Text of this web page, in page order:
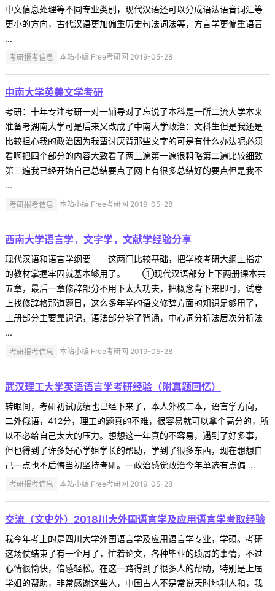
中文信息处理等不同专业类别，现代汉语还可以分成语法语音词汇等
更小的方向，古代汉语更加偏重历史句法词法等，方言学更偏重语音
...
考研报考信息 本站小编 Free考研网 2019-05-28
中南大学英美文学考研
考研：十年专注考研一对一辅导对了忘说了本科是一所二流大学本来
准备考湖南大学可是后来又改成了中南大学政治：文科生但是我还是
比较担心我的政治因为我蛮讨厌背那些文字的可是有什么办法呢必须
看啊把四个部分的内容大致看了两三遍第一遍很粗略第二遍比较细致
第三遍我已经开始自己总结要点了网上有很多总结好的要点但是我不
...
考研报考信息 本站小编 Free考研网 2019-05-28
西南大学语言学，文字学，文献学经验分享
现代汉语和语言学纲要 这两门比较基础，把学校考研大纲上指定
的教材掌握牢固就基本够用了。 ①现代汉语部分上下两册课本共
五章，最后一章修辞部分不用下太大功夫，把概念背下来即可，试卷
上找修辞格那道题目，这么多年学的语文修辞方面的知识足够用了，
上册部分主要靠识记，语法部分除了背诵，中心词分析法层次分析法
...
考研报考信息 本站小编 Free考研网 2019-05-28
武汉理工大学英语语言学考研经验（附真题回忆）
转眼间，考研初试成绩也已经下来了，本人外校二本，语言学方向，
二外俄语，412分，理工的题真的不难，很容易就可以拿个高分的，所
以不必给自己太大的压力。想想这一年真的不容易，遇到了好多事，
但也得到了许多好心学姐学长的帮助，学到了很多东西，现在想想自
己一点也不后悔当初坚持考研。一政治感觉政治今年单选有点偏 ...
考研报考信息 本站小编 Free考研网 2019-05-28
交流（文史外）2018川大外国语言学及应用语言学考取经验
我今年考上的是四川大学外国语言学及应用语言学专业，学硕。考研
这场仗结束了有一个月了，忙着论文，各种毕业的琐屑的事情，不过
心情很愉快，倍感轻松。在这一路得到了很多人的帮助，特别是上届
学姐的帮助，非常感谢这些人，中国古人不是常说天时地利人和，我